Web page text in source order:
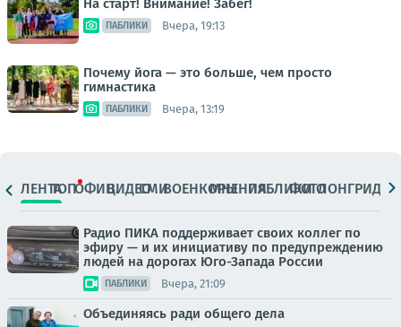
На старт! Внимание! Забег!
ПАБЛИКИ Вчера, 19:13
Почему йога — это больше, чем просто
гимнастика
ПАБЛИКИ Вчера, 13:19
ЛЕНТАТОПОФИЦ.ВИДЕОСМИВОЕНКОРЫМНЕНИЯПАБЛИКИ
ФОТОЛОНГРИДЫ
Радио ПИКА поддерживает своих коллег по
эфиру — и их инициативу по предупреждению
людей на дорогах Юго-Запада России
ПАБЛИКИ Вчера, 21:09
Объединяясь ради общего дела